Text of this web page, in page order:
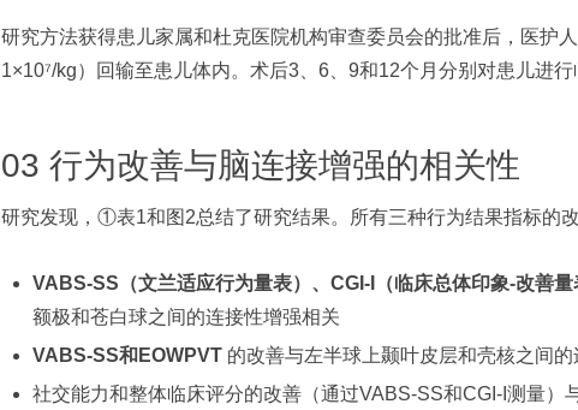
研究方法获得患儿家属和杜克医院机构审查委员会的批准后，医护
1×10⁷/kg）回输至患儿体内。术后3、6、9和12个月分别对患儿进行
03 行为改善与脑连接增强的相关性
研究发现，①表1和图2总结了研究结果。所有三种行为结果指标的
VABS-SS（文兰适应行为量表）、CGI-I（临床总体印象-改善量
额极和苍白球之间的连接性增强相关
VABS-SS和EOWPVT的改善与左半球上颞叶皮层和壳核之间的
社交能力和整体临床评分的改善（通过VABS-SS和CGI-I测量）